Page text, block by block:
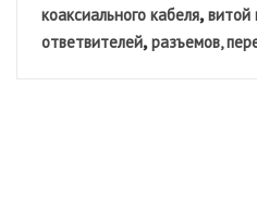
коаксиального кабеля,витой
ответвителей,разъемов,